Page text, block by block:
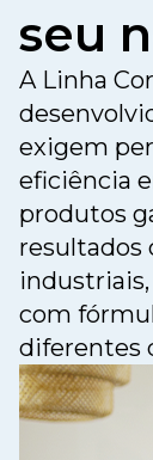
seu
A Linha
exigem
eficiência
produtos
resultados
com
diferentes